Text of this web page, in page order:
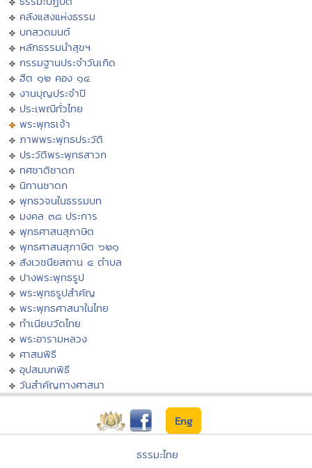
คลังแสงแห่งธรรม
บทสวดมนต์
หลักธรรมนำสุขฯ
กรรมฐานประจำวันเกิด
ฮีต ๑๒ คอง ๑๔
งานบุญประจำปี
ประเพณีทั่วไทย
พระพุทธเจ้า
ภาพพระพุทธประวัติ
ประวัติพระพุทธสาวก
ทศชาติชาดก
นิทานชาดก
พุทธวจนในธรรมบท
มงคล ๓๘ ประการ
พุทธศาสนสุภาษิต
พุทธศาสนสุภาษิต ๖๒๑
สังเวชนียสถาน ๔ ตำบล
ปางพระพุทธรูป
พระพุทธรูปสำคัญ
พระพุทธศาสนาในไทย
ทำเนียบวัดไทย
พระอารามหลวง
ศาสนพิธี
อุปสมบทพิธี
วันสำคัญทางศาสนา
Eng
ธรรมะไทย